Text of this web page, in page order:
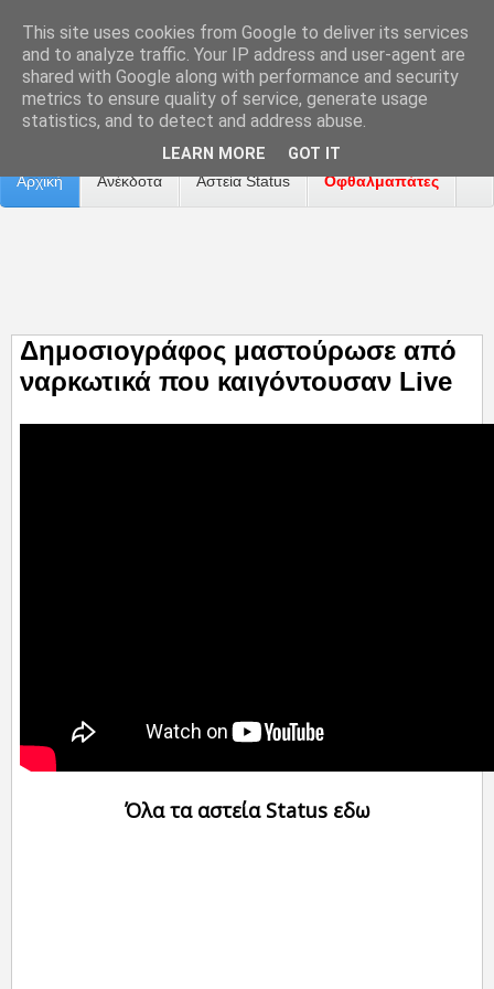
Επικοινωνία Διαφήμιση Αναφορά Προβλήματος
Αρχική Ανέκδοτα Αστεία Status Οφθαλμαπάτες
Δημοσιογράφος μαστούρωσε από
ναρκωτικά που καιγόντουσαν Live
Όλα τα αστεία Status εδω
This site uses cookies from Google to deliver its services
and to analyze traffic. Your IP address and user-agent are
shared with Google along with performance and security
metrics to ensure quality of service, generate usage
statistics, and to detect and address abuse.
LEARN MORE GOT IT